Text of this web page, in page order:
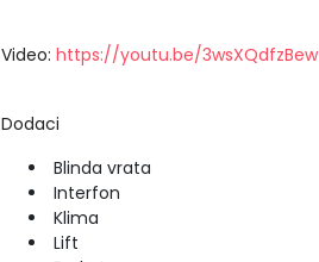
Video: https://youtu.be/3wsXQdfzBew
Dodaci
Blinda vrata
Interfon
Klima
Lift